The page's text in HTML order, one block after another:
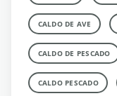
CALDO DE AVE
CALDO DE PESCADO
CALDO PESCADO